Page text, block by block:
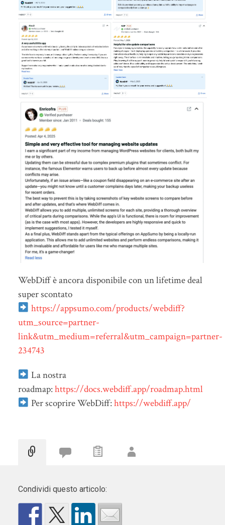
WebDiff è ancora disponibile con un lifetime deal
super scontato
https://appsumo.com/products/webdiff?
utm_source=partner-
link&utm_medium=referral&utm_campaign=partner-
234743
La nostra
roadmap:https://docs.webdiff.app/roadmap.html
Per scoprire WebDiff:https://webdiff.app/
Condividi questo articolo: